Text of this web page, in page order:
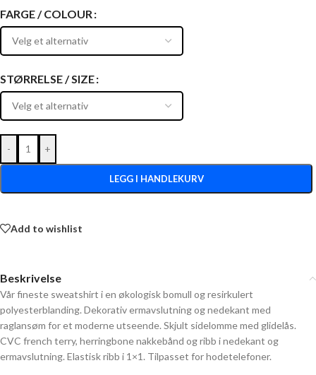
FARGE / COLOUR
STØRRELSE / SIZE
- +
LEGG I HANDLEKURV
Add to wishlist
Beskrivelse
Vår fineste sweatshirt i en økologisk bomull og resirkulert
polyesterblanding. Dekorativ ermavslutning og nedekant med
raglansøm for et moderne utseende. Skjult sidelomme med glidelås.
CVC french terry, herringbone nakkebånd og ribb i nedekant og
ermavslutning. Elastisk ribb i 1×1. Tilpasset for hodetelefoner.